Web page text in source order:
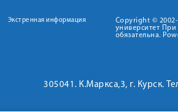
Экстренная информация
Copyright ©
университет При
обязательна.
305041. К.Маркса,3, г. Курск.